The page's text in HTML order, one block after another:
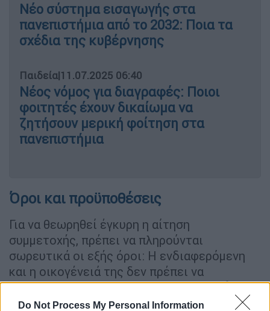
Do Not Process My Personal Information
Νέο σύστημα εισαγωγής στα
πανεπιστήμια από το 2032: Ποια τα
σχέδια της κυβέρνησης
Παιδεία|11.07.2025 06:40
Νέος νόμος για διαγραφές: Ποιοι
φοιτητές έχουν δικαίωμα να
ζητήσουν μερική φοίτηση στα
πανεπιστήμια
Όροι και προϋποθέσεις
Για να θεωρηθεί έγκυρη η αίτηση
συμμετοχής, πρέπει να πληρούνται
σωρευτικά οι εξής όροι: Η ενδιαφερόμενη
και η οικογένειά της δεν πρέπει να
διαθέτουν μόνιμη κατοικία στηνΑττική, είτε
αυτή προκύπτει από ενοικίαση, παραχώρηση